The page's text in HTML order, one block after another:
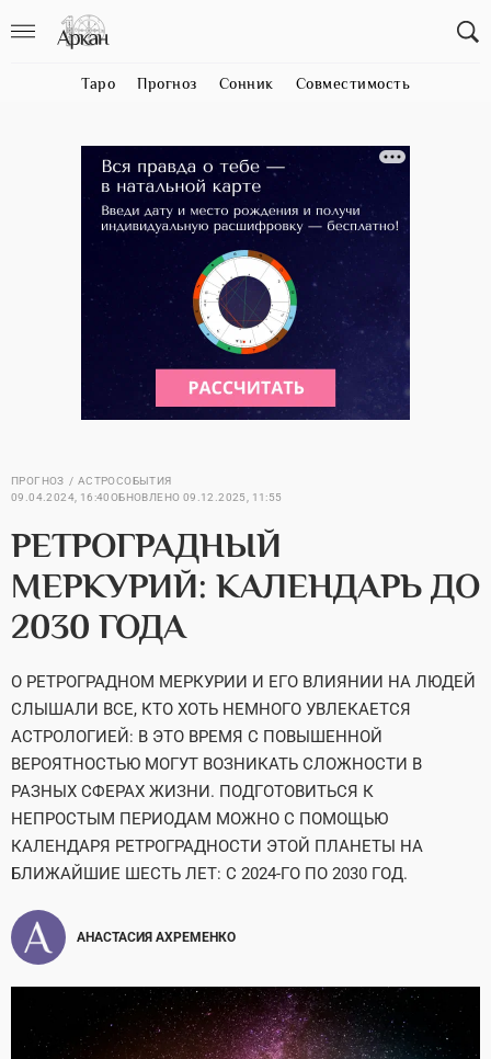
Таро Прогноз Сонник Совместимость
ПРОГНОЗ
АСТРОСОБЫТИЯ
09.04.2024, 16:40ОБНОВЛЕНО 09.12.2025, 11:55
РЕТРОГРАДНЫЙ
МЕРКУРИЙ: КАЛЕНДАРЬ ДО
2030 ГОДА
О РЕТРОГРАДНОМ МЕРКУРИИ И ЕГО ВЛИЯНИИ НА ЛЮДЕЙ
СЛЫШАЛИ ВСЕ, КТО ХОТЬ НЕМНОГО УВЛЕКАЕТСЯ
АСТРОЛОГИЕЙ: В ЭТО ВРЕМЯ С ПОВЫШЕННОЙ
ВЕРОЯТНОСТЬЮ МОГУТ ВОЗНИКАТЬ СЛОЖНОСТИ В
РАЗНЫХ СФЕРАХ ЖИЗНИ. ПОДГОТОВИТЬСЯ К
НЕПРОСТЫМ ПЕРИОДАМ МОЖНО С ПОМОЩЬЮ
КАЛЕНДАРЯ РЕТРОГРАДНОСТИ ЭТОЙ ПЛАНЕТЫ НА
БЛИЖАЙШИЕ ШЕСТЬ ЛЕТ: С 2024-ГО ПО 2030 ГОД.
АНАСТАСИЯ АХРЕМЕНКО